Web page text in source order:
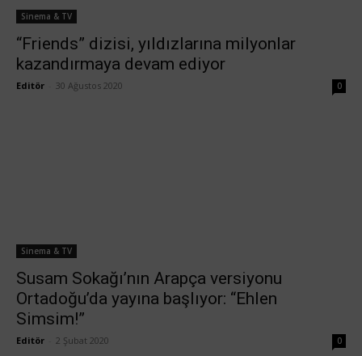
Sinema & TV
“Friends” dizisi, yıldızlarına milyonlar
kazandırmaya devam ediyor
Editör 30 Ağustos 2020 0
Sinema & TV
Susam Sokağı’nın Arapça versiyonu
Ortadoğu’da yayına başlıyor: “Ehlen
Simsim!”
Editör 2 Şubat 2020 0